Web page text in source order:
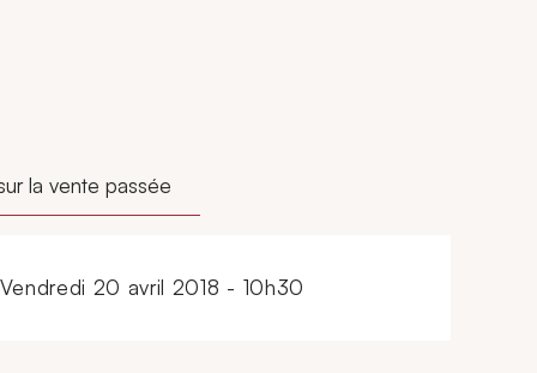
la vente passée
vendredi 20 avril 2018 - 10h30